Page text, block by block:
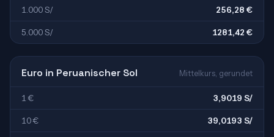
1.000 S/ 256,28 €
5.000 S/ 1281,42 €
Euro in Peruanischer Sol Mittelkurs, gerundet
1 € 3,9019 S/
10 € 39,0193 S/